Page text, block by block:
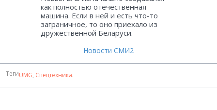
как полностью отечественная
машина. Если в ней и есть что-то
заграничное, то оно приехало из
дружественной Беларуси.
Новости СМИ2
ТегиUMG, Спецтехника.